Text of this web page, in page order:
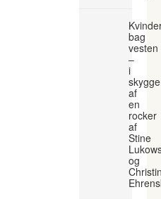
bag
vesten
–
i
af
en
rocker
af
Stine
og